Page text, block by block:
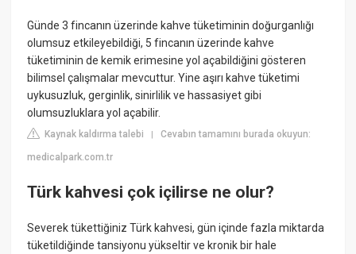
Günde 3 fincanın üzerinde kahve tüketiminin doğurganlığı
olumsuz etkileyebildiği, 5 fincanın üzerinde kahve
tüketiminin de kemik erimesine yol açabildiğini gösteren
bilimsel çalışmalar mevcuttur. Yine aşırı kahve tüketimi
uykusuzluk, gerginlik, sinirlilik ve hassasiyet gibi
olumsuzluklara yol açabilir.
Kaynak kaldırma talebi |Cevabın tamamını burada okuyun:
medicalpark.com.tr
Türk kahvesi çok içilirse ne olur?
Severek tükettiğiniz Türk kahvesi, gün içinde fazla miktarda
tüketildiğinde tansiyonu yükseltir ve kronik bir hale